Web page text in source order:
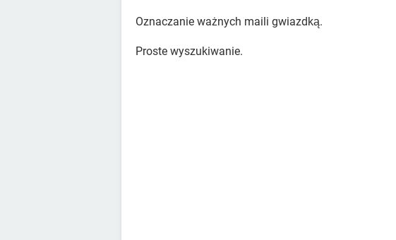
Oznaczanie ważnych maili gwiazdką.
Proste wyszukiwanie.